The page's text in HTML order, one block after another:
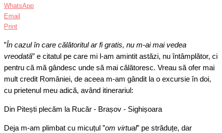
WhatsApp
Email
Print
”În cazul în care călătoritul ar fi gratis, nu m-ai mai vedea
vreodată” e citatul pe care mi l-am amintit astăzi, nu întâmplător, ci
pentru că mă gândesc unde să mai călătoresc. Vreau să ofer mai
mult credit României, de aceea m-am gândit la o excursie în doi,
cu prietenul meu adică, având itinerariul:
Din Pitești plecăm la Rucăr - Brașov - Sighișoara
Deja m-am plimbat cu micuțul ”om virtual” pe străduțe, dar